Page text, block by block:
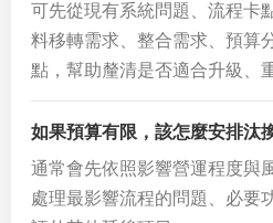
可先從現有系統問題、流程卡
料移轉需求、整合需求、預算
點，幫助釐清是否適合升級、
如果預算有限，該怎麼安排汰
通常會先依照影響營運程度與
處理最影響流程的問題、必要